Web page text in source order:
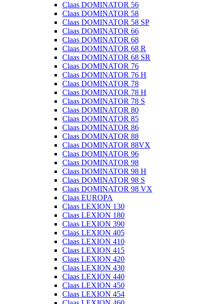
Claas DOMINATOR 56
Claas DOMINATOR 58
Claas DOMINATOR 58 SP
Claas DOMINATOR 66
Claas DOMINATOR 68
Claas DOMINATOR 68 R
Claas DOMINATOR 68 SR
Claas DOMINATOR 76
Claas DOMINATOR 76 H
Claas DOMINATOR 78
Claas DOMINATOR 78 H
Claas DOMINATOR 78 S
Claas DOMINATOR 80
Claas DOMINATOR 85
Claas DOMINATOR 86
Claas DOMINATOR 88
Claas DOMINATOR 88VX
Claas DOMINATOR 96
Claas DOMINATOR 98
Claas DOMINATOR 98 H
Claas DOMINATOR 98 S
Claas DOMINATOR 98 VX
Claas EUROPA
Claas LEXION 130
Claas LEXION 180
Claas LEXION 390
Claas LEXION 405
Claas LEXION 410
Claas LEXION 415
Claas LEXION 420
Claas LEXION 430
Claas LEXION 440
Claas LEXION 450
Claas LEXION 454